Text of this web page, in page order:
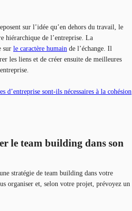
sur l’idée qu’en dehors du travail, le
hiérarchique de l’entreprise. La
sur le caractère humain de l’échange. Il
les liens et de créer ensuite de meilleures
d’entreprise sont-ils nécessaires à la cohésion
le team building dans son
stratégie de team building dans votre
organiser et, selon votre projet, prévoyez un